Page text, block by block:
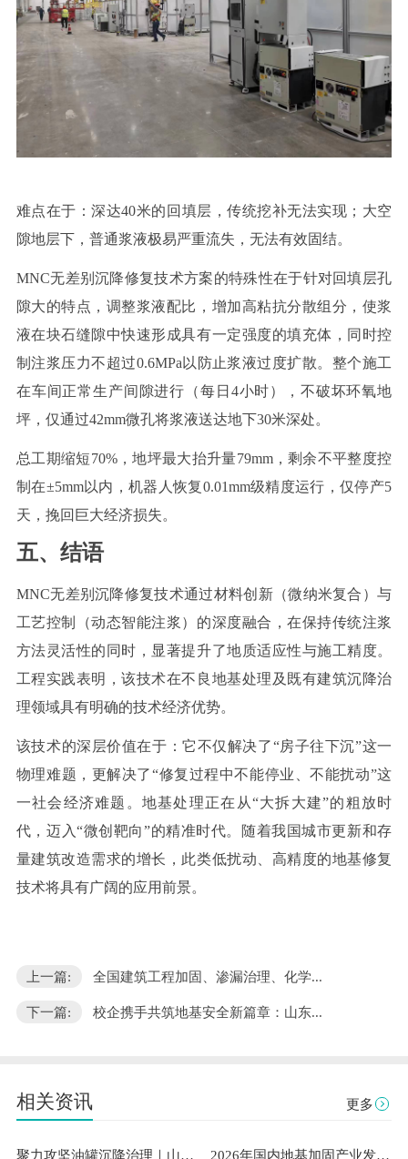
难点在于：深达40米的回填层，传统挖补无法实现；大空
隙地层下，普通浆液极易严重流失，无法有效固结。
MNC无差别沉降修复技术方案的特殊性在于针对回填层孔
隙大的特点，调整浆液配比，增加高粘抗分散组分，使浆
液在块石缝隙中快速形成具有一定强度的填充体，同时控
制注浆压力不超过0.6MPa 以防止浆液过度扩散。整个施工
在车间正常生产间隙进行（每日 4小时），不破坏环氧地
坪，仅通过42mm微孔将浆液送达地下30米深处。
总工期缩短70%，地坪最大抬升量79mm，剩余不平整度控
制在±5mm以内，机器人恢复0.01mm级精度运行，仅停产5
天，挽回巨大经济损失。
五、结语
MNC无差别沉降修复技术通过材料创新（微纳米复合）与
工艺控制（动态智能注浆）的深度融合，在保持传统注浆
方法灵活性的同时，显著提升了地质适应性与施工精度。
工程实践表明，该技术在不良地基处理及既有建筑沉降治
理领域具有明确的技术经济优势。
该技术的深层价值在于：它不仅解决了“房子往下沉”这一
物理难题，更解决了“修复过程中不能停业、不能扰动”这
一社会经济难题。地基处理正在从“大拆大建”的粗放时
代，迈入“微创靶向”的精准时代。随着我国城市更新和存
量建筑改造需求的增长，此类低扰动、高精度的地基修复
技术将具有广阔的应用前景。
上一篇: 全国建筑工程加固、渗漏治理、化学...
下一篇: 校企携手共筑地基安全新篇章：山东...
相关资讯 更多
聚力攻坚油罐沉降治理｜山东隆达伟业助力中石油通辽油库筑牢安全根基 2026年国内地基加固产业发展洞察：既有建筑安全与工业需求下山东隆达伟业地基加固技术有限公司成熟案例与服务能力解析